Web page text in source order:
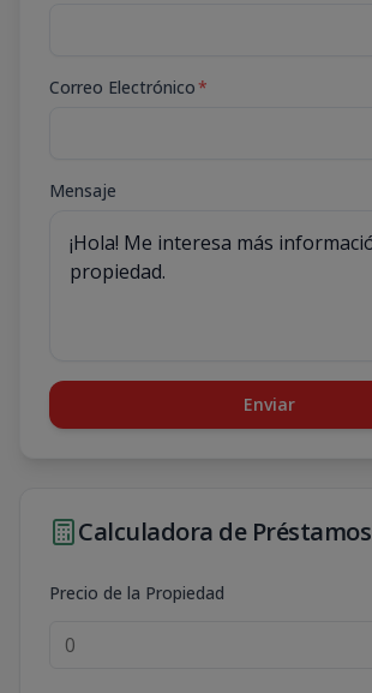
Correo Electrónico*
Mensaje
Enviar
Calculadora de Préstamos
Precio de la Propiedad